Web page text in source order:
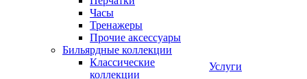
Часы
Тренажеры
Прочие аксессуары
Бильярдные коллекции
Классические
коллекции
Услуги